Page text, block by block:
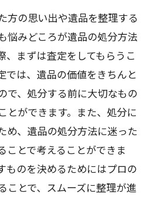
方の思い出や遺品を整理する
悩みどころが遺品の処分方法
、まずは査定をしてもらうこ
では、遺品の価値をきちんと
で、処分する前に大切なもの
とができます。また、処分に
め、遺品の処分方法に迷った
ことで考えることができま
ものを決めるためにはプロの
ことで、スムーズに整理が進